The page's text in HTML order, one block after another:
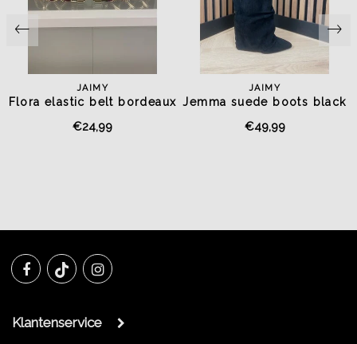
JAIMY
Flora elastic belt bordeaux
€24,99
JAIMY
Jemma suede boots black
€49,99
Klantenservice